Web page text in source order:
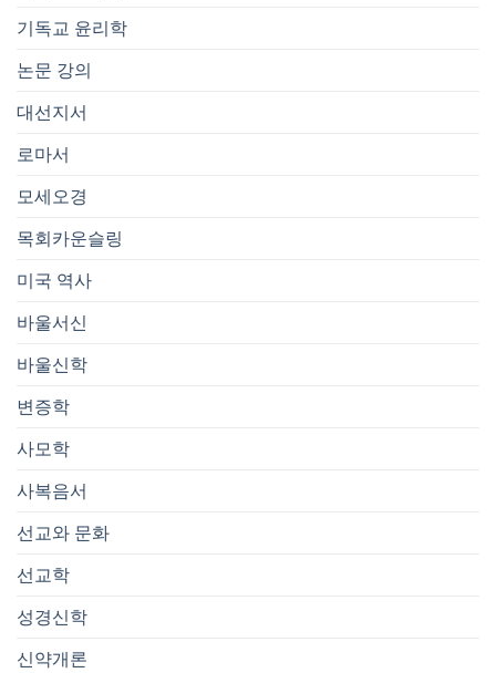
기독교 윤리학
논문 강의
대선지서
로마서
모세오경
목회카운슬링
미국 역사
바울서신
바울신학
변증학
사모학
사복음서
선교와 문화
선교학
성경신학
신약개론